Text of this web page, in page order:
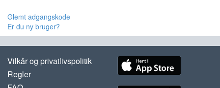
Glemt adgangskode
Er du ny bruger?
Vilkår og privatlivspolitik
Regler